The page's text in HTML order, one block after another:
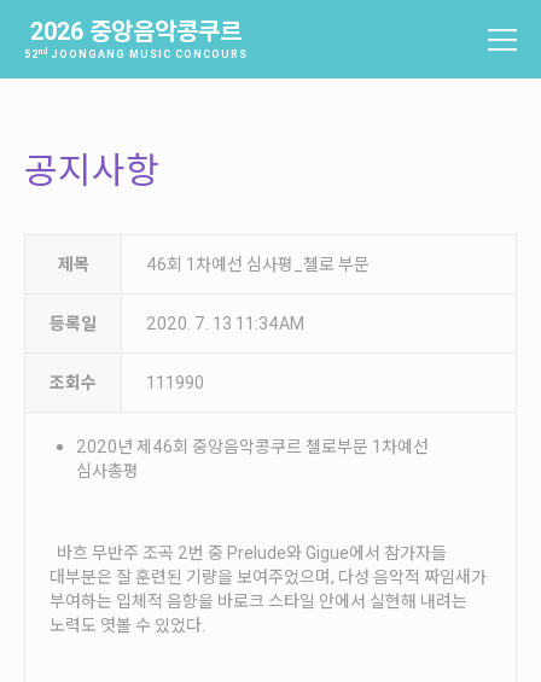
2026 중앙음악콩쿠르
52nd JOONGANG MUSIC CONCOURS
소개
역사
역대수상자
과제곡 및 요강
참가신청 및 확인
참가신청확인
안내
공지사항
자주묻는질문
공지사항
제목 46회 1차예선 심사평_첼로 부문
등록일 2020. 7. 13 11:34AM
조회수 111990
2020년 제46회 중앙음악콩쿠르 첼로부문 1차예선
심사총평
바흐 무반주 조곡 2번 중 Prelude와 Gigue에서 참가자들
대부분은 잘 훈련된 기량을 보여주었으며, 다성 음악적 짜임새가
부여하는 입체적 음향을 바로크 스타일 안에서 실현해 내려는
노력도 엿볼 수 있었다.